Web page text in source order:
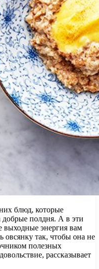
блюд, которые
добрые полдня. А в эти
выходные энергия вам
овсянку так, чтобы она не
полезных
рассказывает